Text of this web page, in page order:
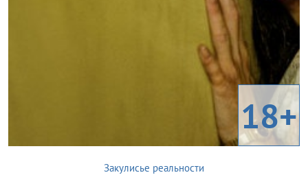
18+
Закулисье реальности